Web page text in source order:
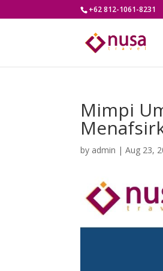
+62 812-1061-8231
Mimpi
by admin |Aug 23,